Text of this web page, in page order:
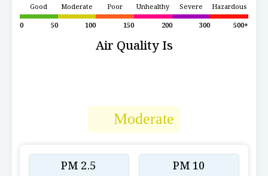
Good
0
50
Moderate
100
Poor
150
Unhealthy
200
Severe
300
Hazardous
500+
Air Quality Is
Moderate
PM 2.5 PM 10